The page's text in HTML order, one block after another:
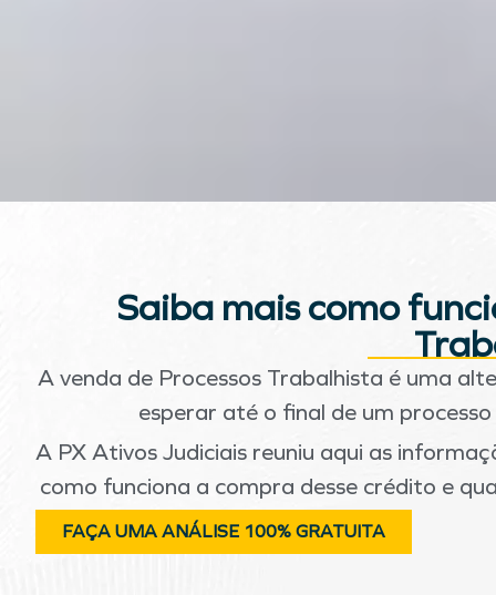
Saiba mais como
A venda de Processos Trabalhista é uma
esperar até o final de um
A PX Ativos Judiciais reuniu aqui as
como funciona a compra desse crédito e
FAÇA UMA ANÁLISE 100% GRATUITA